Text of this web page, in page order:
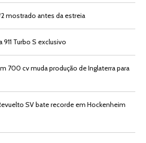
mostrado antes da estreia
911 Turbo S exclusivo
700 cv muda produção de Inglaterra para
SV bate recorde em Hockenheim